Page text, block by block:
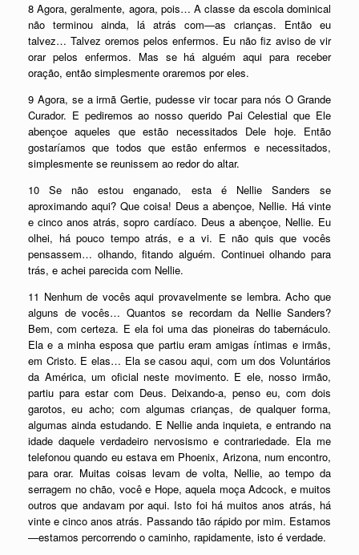
8 Agora, geralmente, agora, pois… A classe da escola dominical
não terminou ainda, lá atrás com—as crianças. Então eu
talvez… Talvez oremos pelos enfermos. Eu não fiz aviso de vir
orar pelos enfermos. Mas se há alguém aqui para receber
oração, então simplesmente oraremos por eles.
9 Agora, se a irmã Gertie, pudesse vir tocar para nós O Grande
Curador. E pediremos ao nosso querido Pai Celestial que Ele
abençoe aqueles que estão necessitados Dele hoje. Então
gostaríamos que todos que estão enfermos e necessitados,
simplesmente se reunissem ao redor do altar.
10 Se não estou enganado, esta é Nellie Sanders se
aproximando aqui? Que coisa! Deus a abençoe, Nellie. Há vinte
e cinco anos atrás, sopro cardíaco. Deus a abençoe, Nellie. Eu
olhei, há pouco tempo atrás, e a vi. E não quis que vocês
pensassem… olhando, fitando alguém. Continuei olhando para
trás, e achei parecida com Nellie.
11 Nenhum de vocês aqui provavelmente se lembra. Acho que
alguns de vocês… Quantos se recordam da Nellie Sanders?
Bem, com certeza. E ela foi uma das pioneiras do tabernáculo.
Ela e a minha esposa que partiu eram amigas íntimas e irmãs,
em Cristo. E elas… Ela se casou aqui, com um dos Voluntários
da América, um oficial neste movimento. E ele, nosso irmão,
partiu para estar com Deus. Deixando-a, penso eu, com dois
garotos, eu acho; com algumas crianças, de qualquer forma,
algumas ainda estudando. E Nellie anda inquieta, e entrando na
idade daquele verdadeiro nervosismo e contrariedade. Ela me
telefonou quando eu estava em Phoenix, Arizona, num encontro,
para orar. Muitas coisas levam de volta, Nellie, ao tempo da
serragem no chão, você e Hope, aquela moça Adcock, e muitos
outros que andavam por aqui. Isto foi há muitos anos atrás, há
vinte e cinco anos atrás. Passando tão rápido por mim. Estamos
—estamos percorrendo o caminho, rapidamente, isto é verdade.